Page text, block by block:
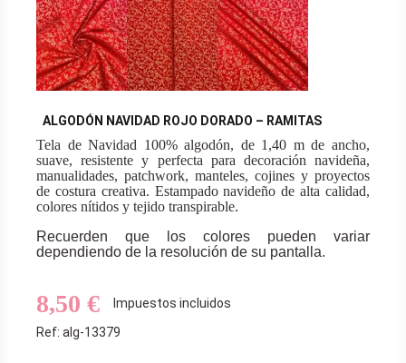
ALGODÓN NAVIDAD ROJO DORADO – RAMITAS
Tela de Navidad 100% algodón, de 1,40 m de ancho,
suave, resistente y perfecta para decoración navideña,
manualidades, patchwork, manteles, cojines y proyectos
de costura creativa. Estampado navideño de alta calidad,
colores nítidos y tejido transpirable.
Recuerden que los colores pueden variar
dependiendo de la resolución de su pantalla.
8,50 €
Impuestos incluidos
Ref: alg-13379